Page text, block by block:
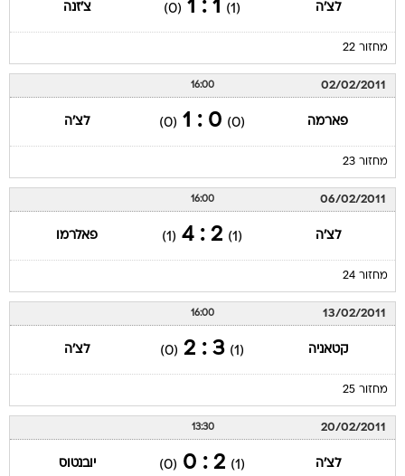
לצ'ה (1)
1 : 1
(0) צ'זנה
מחזור 22
02/02/2011
16:00
פארמה (0)
0 : 1
(0) לצ'ה
מחזור 23
06/02/2011
16:00
לצ'ה (1)
2 : 4
(1) פאלרמו
מחזור 24
13/02/2011
16:00
קטאניה (1)
3 : 2
(0) לצ'ה
מחזור 25
20/02/2011
13:30
לצ'ה (1)
2 : 0
(0) יובנטוס